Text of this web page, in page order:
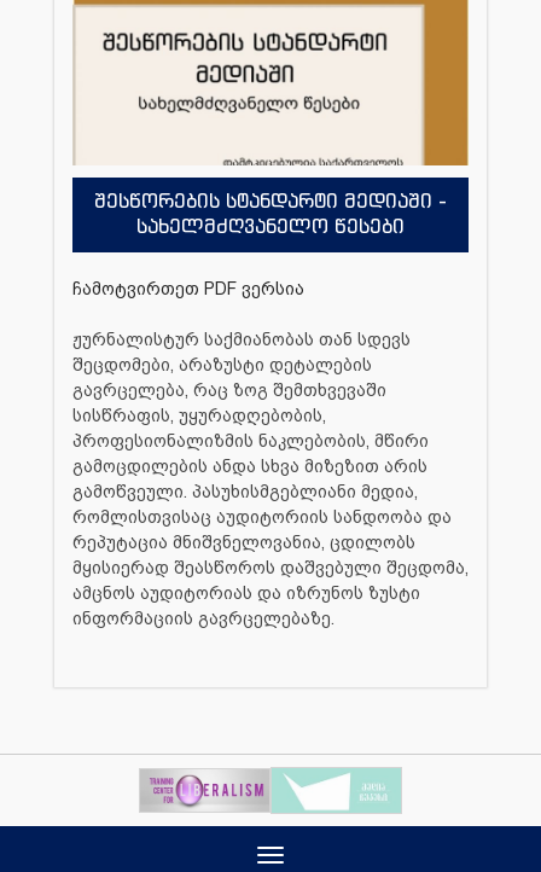
შესწორების სტანდარტი მედიაში -
სახელმძღვანელო წესები
ჩამოტვირთეთ PDF ვერსია
ჟურნალისტურ საქმიანობას თან სდევს
შეცდომები, არაზუსტი დეტალების
გავრცელება, რაც ზოგ შემთხვევაში
სისწრაფის, უყურადღებობის,
პროფესიონალიზმის ნაკლებობის, მწირი
გამოცდილების ანდა სხვა მიზეზით არის
გამოწვეული. პასუხისმგებლიანი მედია,
რომლისთვისაც აუდიტორიის სანდოობა და
რეპუტაცია მნიშვნელოვანია, ცდილობს
მყისიერად შეასწოროს დაშვებული შეცდომა,
ამცნოს აუდიტორიას და იზრუნოს ზუსტი
ინფორმაციის გავრცელებაზე.
Toggle